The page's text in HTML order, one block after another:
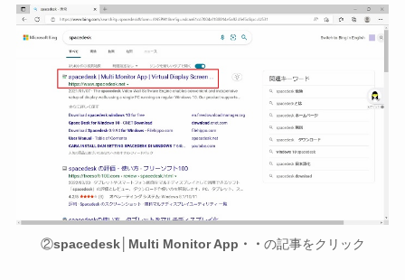
②spacedesk│Multi Monitor App・・ の記事をクリック